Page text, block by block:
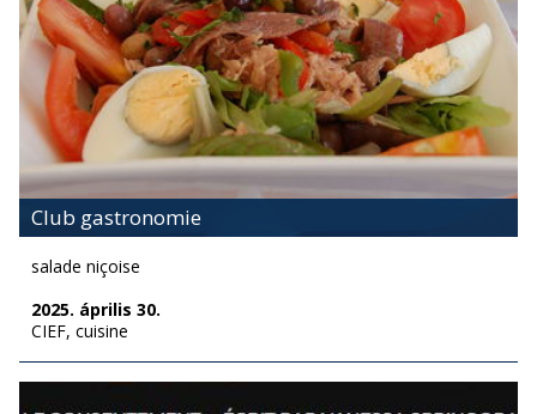
Club gastronomie
salade niçoise
2025. április 30.
CIEF, cuisine